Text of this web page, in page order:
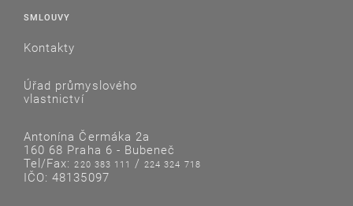
SMLOUVY
Kontakty
Úřad průmyslového
vlastnictví
Antonína Čermáka 2a
160 68 Praha 6 - Bubeneč
Tel/Fax:220 383 111 /224 324 718
IČO: 48135097